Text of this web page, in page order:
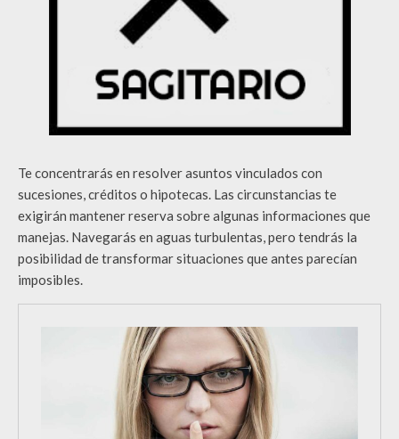
Te concentrarás en resolver asuntos vinculados con
sucesiones, créditos o hipotecas. Las circunstancias te
exigirán mantener reserva sobre algunas informaciones que
manejas. Navegarás en aguas turbulentas, pero tendrás la
posibilidad de transformar situaciones que antes parecían
imposibles.